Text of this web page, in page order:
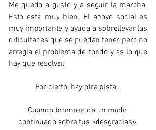
Me quedo a gusto y a seguir la marcha.
Esto está muy bien. El apoyo social es
muy importante y ayuda a sobrellevar las
dificultades que se puedan tener, pero no
arregla el problema de fondo y es lo que
hay que resolver.
Por cierto, hay otra pista…
Cuando bromeas de un modo
continuado sobre tus «desgracias».